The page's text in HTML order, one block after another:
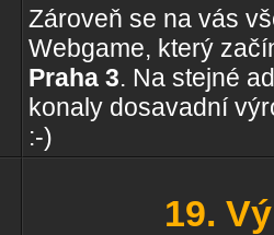
Zároveň se na vás
Webgame, který
Praha 3. Na stejné
konaly dosavadní
:-)
19.